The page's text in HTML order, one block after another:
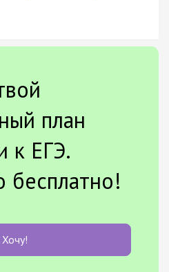
план
к ЕГЭ.
бесплатно!
Хочу!